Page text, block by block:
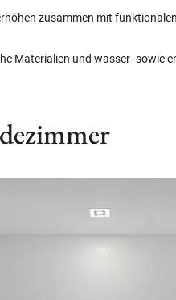
zusammen mit
Materialien und wasser-